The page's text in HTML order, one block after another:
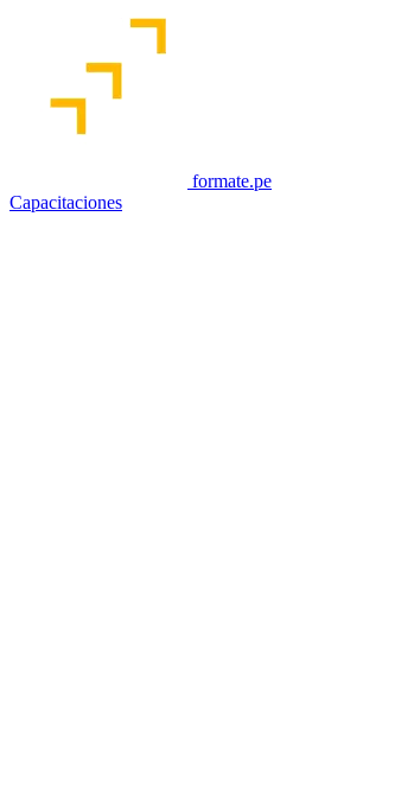
formate.pe
Capacitaciones